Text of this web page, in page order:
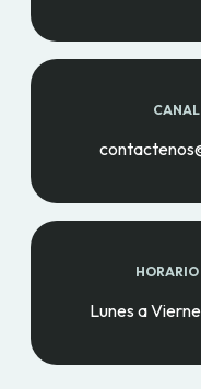
CANAL
Lunes a